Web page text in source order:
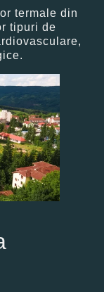
termale din
tipuri de